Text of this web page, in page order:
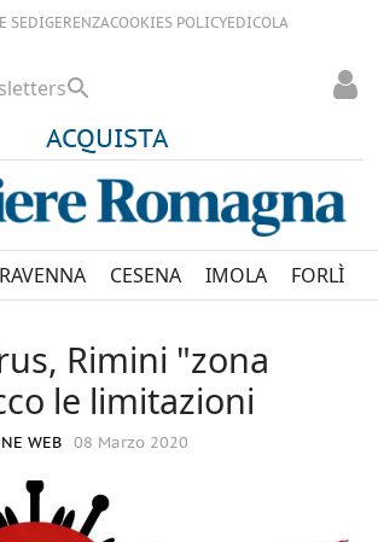
SEDIGERENZACOOKIES POLICYEDICOLA
ACQUISTA
RAVENNA CESENA IMOLA FORLÌ
Rimini "zona
le limitazioni
WEB 08 Marzo 2020